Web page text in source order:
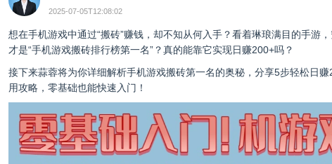
2025-07-05T12:08:02
想在手机游戏中通过“搬砖”赚钱，却不知从何入手？看着琳琅满目的手游
才是“手机游戏搬砖排行榜第一名”？真的能靠它实现日赚200+吗？
接下来蒜蓉将为你详细解析手机游戏搬砖第一名的奥秘，分享5步轻松日
用攻略，零基础也能快速入门！